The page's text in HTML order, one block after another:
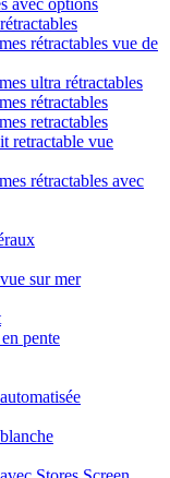
avec options
rétractables vue de
ultra rétractables
rétractables
retractables
retractable vue
rétractables avec
sur mer
pente